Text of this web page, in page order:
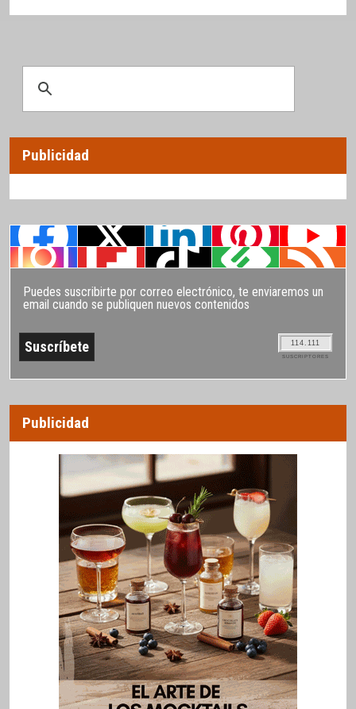
Publicidad
Puedes suscribirte por correo electrónico, te enviaremos un
email cuando se publiquen nuevos contenidos
114.111
SUSCRIPTORES
Publicidad